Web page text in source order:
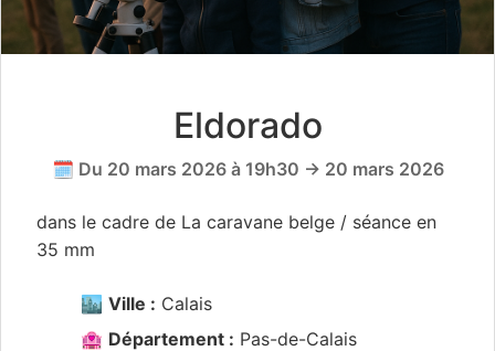
Eldorado
🗓️ Du 20 mars 2026 à 19h30 → 20 mars 2026
dans le cadre de La caravane belge / séance en
35 mm
🏙️ Ville : Calais
🏩 Département : Pas-de-Calais